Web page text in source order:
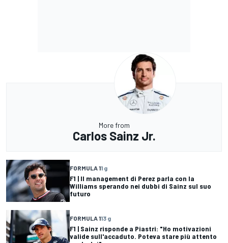
More from
Carlos Sainz Jr.
FORMULA 11 g
F1 | Il management di Perez parla con la
Williams sperando nei dubbi di Sainz sul suo
futuro
FORMULA 113 g
F1 | Sainz risponde a Piastri: "Ho motivazioni
valide sull'accaduto. Poteva stare più attento